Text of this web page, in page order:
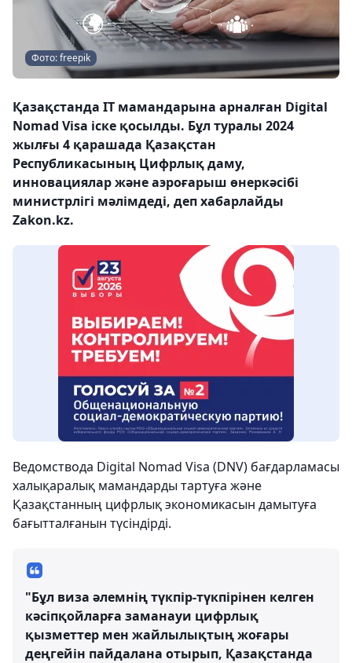
Фото: freepik
Қазақстанда IT мамандарына арналған Digital
Nomad Visa іске қосылды. Бұл туралы 2024
жылғы 4 қарашада Қазақстан
Республикасының Цифрлық даму,
инновациялар және аэроғарыш өнеркәсібі
министрлігі мәлімдеді, деп хабарлайды
Zakon.kz.
Ведомствода Digital Nomad Visa (DNV) бағдарламасы
халықаралық мамандарды тартуға және
Қазақстанның цифрлық экономикасын дамытуға
бағытталғанын түсіндірді.
"Бұл виза әлемнің түкпір-түкпірінен келген
кәсіпқойларға заманауи цифрлық
қызметтер мен жайлылықтың жоғары
деңгейін пайдалана отырып, Қазақстанда